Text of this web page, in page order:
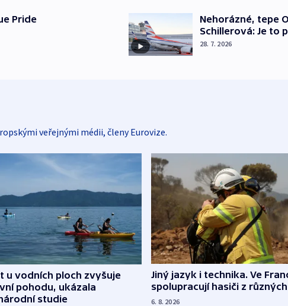
Pride
Nehorázné, tepe
Schillerová: Je to
28. 7. 2026
veřejnými médii, členy Eurovize.
u vodních ploch zvyšuje
pohodu, ukázala
studie
Jiný jazyk i technika. Ve
spolupracují hasiči z
6. 8. 2026